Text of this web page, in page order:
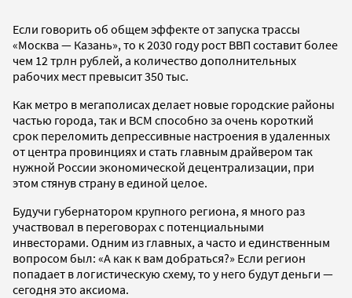
Если говорить об общем эффекте от запуска трассы
«Москва — Казань», то к 2030 году рост ВВП составит более
чем 12 трлн рублей, а количество дополнительных
рабочих мест превысит 350 тыс.
Как метро в мегаполисах делает новые городские районы
частью города, так и ВСМ способно за очень короткий
срок переломить депрессивные настроения в удаленных
от центра провинциях и стать главным драйвером так
нужной России экономической децентрализации, при
этом стянув страну в единой целое.
Будучи губернатором крупного региона, я много раз
участвовал в переговорах с потенциальными
инвесторами. Одним из главных, а часто и единственным
вопросом был: «А как к вам добраться?» Если регион
попадает в логистическую схему, то у него будут деньги —
сегодня это аксиома.